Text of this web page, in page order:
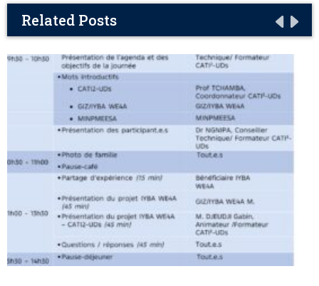
Related Posts